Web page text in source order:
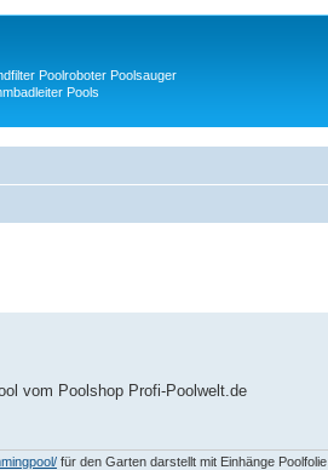
Poolroboter Poolsauger
Pools
vom Poolshop Profi-Poolwelt.de
für den Garten darstellt mit Einhänge Poolfolie